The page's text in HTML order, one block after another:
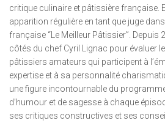
critique culinaire et pâtissière française.
apparition régulière en tant que juge
française “Le Meilleur Pâtissier”. Depuis
côtés du chef Cyril Lignac pour évaluer
pâtissiers amateurs qui participent à
expertise et à sa personnalité
une figure incontournable du
d’humour et de sagesse à chaque
ses critiques constructives et ses